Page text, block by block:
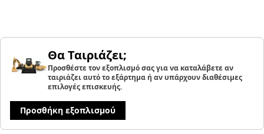
Θα Ταιριάζει;
Προσθέστε τον εξοπλισμό σας για να καταλάβετε αν
ταιριάζει αυτό το εξάρτημα ή αν υπάρχουν διαθέσιμες
επιλογές επισκευής.
Προσθήκη εξοπλισμού